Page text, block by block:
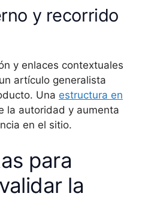
y recorrido
y enlaces contextuales
artículo generalista
Una estructura en
la autoridad y aumenta
en el sitio.
para
la